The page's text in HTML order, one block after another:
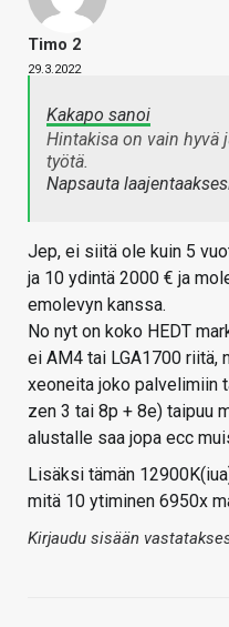
Timo 2
29.3.2022
Kakapo sanoi
Hintakisa on vain hyvä
työtä.
Napsauta
Jep, ei siitä ole kuin 5
ja 10 ydintä 2000 € ja
emolevyn kanssa.
No nyt on koko HEDT
ei AM4 tai LGA1700 riitä,
xeoneita joko palvelimiin
zen 3 tai 8p + 8e) taipuu
alustalle saa jopa ecc
Lisäksi tämän
mitä 10 ytiminen 6950x
Kirjaudu sisään